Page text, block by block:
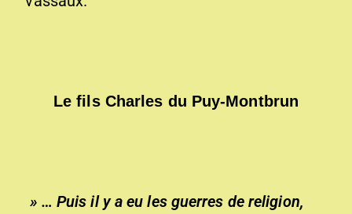
Le fils Charles du Puy-Montbrun
» … Puis il y a eu les guerres de religion,